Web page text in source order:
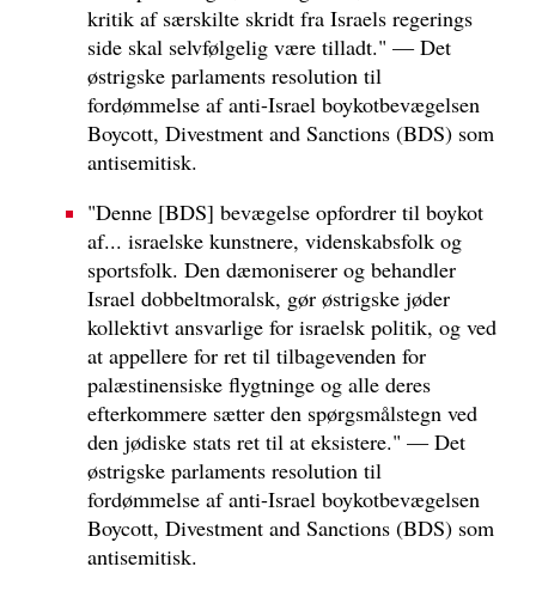
kritik af særskilte skridt fra Israels regerings
side skal selvfølgelig være tilladt." — Det
østrigske parlaments resolution til
fordømmelse af anti-Israel boykotbevægelsen
Boycott, Divestment and Sanctions (BDS) som
antisemitisk.
"Denne [BDS] bevægelse opfordrer til boykot
af... israelske kunstnere, videnskabsfolk og
sportsfolk. Den dæmoniserer og behandler
Israel dobbeltmoralsk, gør østrigske jøder
kollektivt ansvarlige for israelsk politik, og ved
at appellere for ret til tilbagevenden for
palæstinensiske flygtninge og alle deres
efterkommere sætter den spørgsmålstegn ved
den jødiske stats ret til at eksistere." — Det
østrigske parlaments resolution til
fordømmelse af anti-Israel boykotbevægelsen
Boycott, Divestment and Sanctions (BDS) som
antisemitisk.